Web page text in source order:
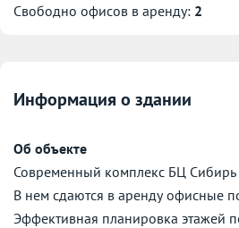
Свободно офисов в аренду: 2
Информация о здании
Об объекте
Современный комплекс БЦ Сибирь
В нем сдаются в аренду офисные
Эффективная планировка этажей